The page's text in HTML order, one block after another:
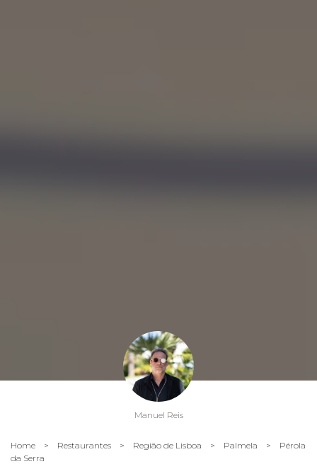
Manuel Reis
Home > Restaurantes > Região de Lisboa > Palmela > Pérola
da Serra